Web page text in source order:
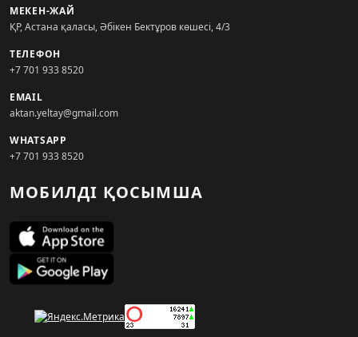
МЕКЕН-ЖАЙ
ҚР, Астана қаласы, Әбікен Бектұров көшесі, 4/3
ТЕЛЕФОН
+7 701 933 8520
EMAIL
aktan.yeltay@gmail.com
WHATSAPP
+7 701 933 8520
МОБИЛДІ ҚОСЫМША